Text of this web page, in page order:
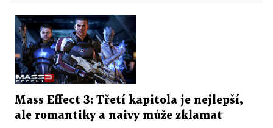
Mass Effect 3: Třetí kapitola je nejlepší,
ale romantiky a naivy může zklamat